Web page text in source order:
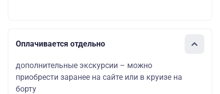
Оплачивается отдельно
дополнительные экскурсии – можно
приобрести заранее на сайте или в круизе на
борту